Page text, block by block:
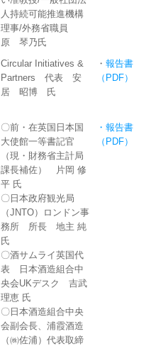
人持続可能推進機構
理事/外務省職員
原 琴乃氏
Circular Initiatives &
Partners 代表 安
居 昭博 氏
・ 報告書
（PDF）
〇前・在英国日本国
大使館一等書記官
（現・財務省主計局
課長補佐） 片岡 修
平 氏
〇日本政府観光局
（JNTO）ロンドン事
務所 所長 地主 純
氏
〇酒サムライ英国代
表 日本酒造組合中
央会UKデスク 吉武
理恵 氏
〇日本酒造組合中央
会副会長、浦霞酒造
（㈱佐浦）代表取締
・報告書
（PDF）